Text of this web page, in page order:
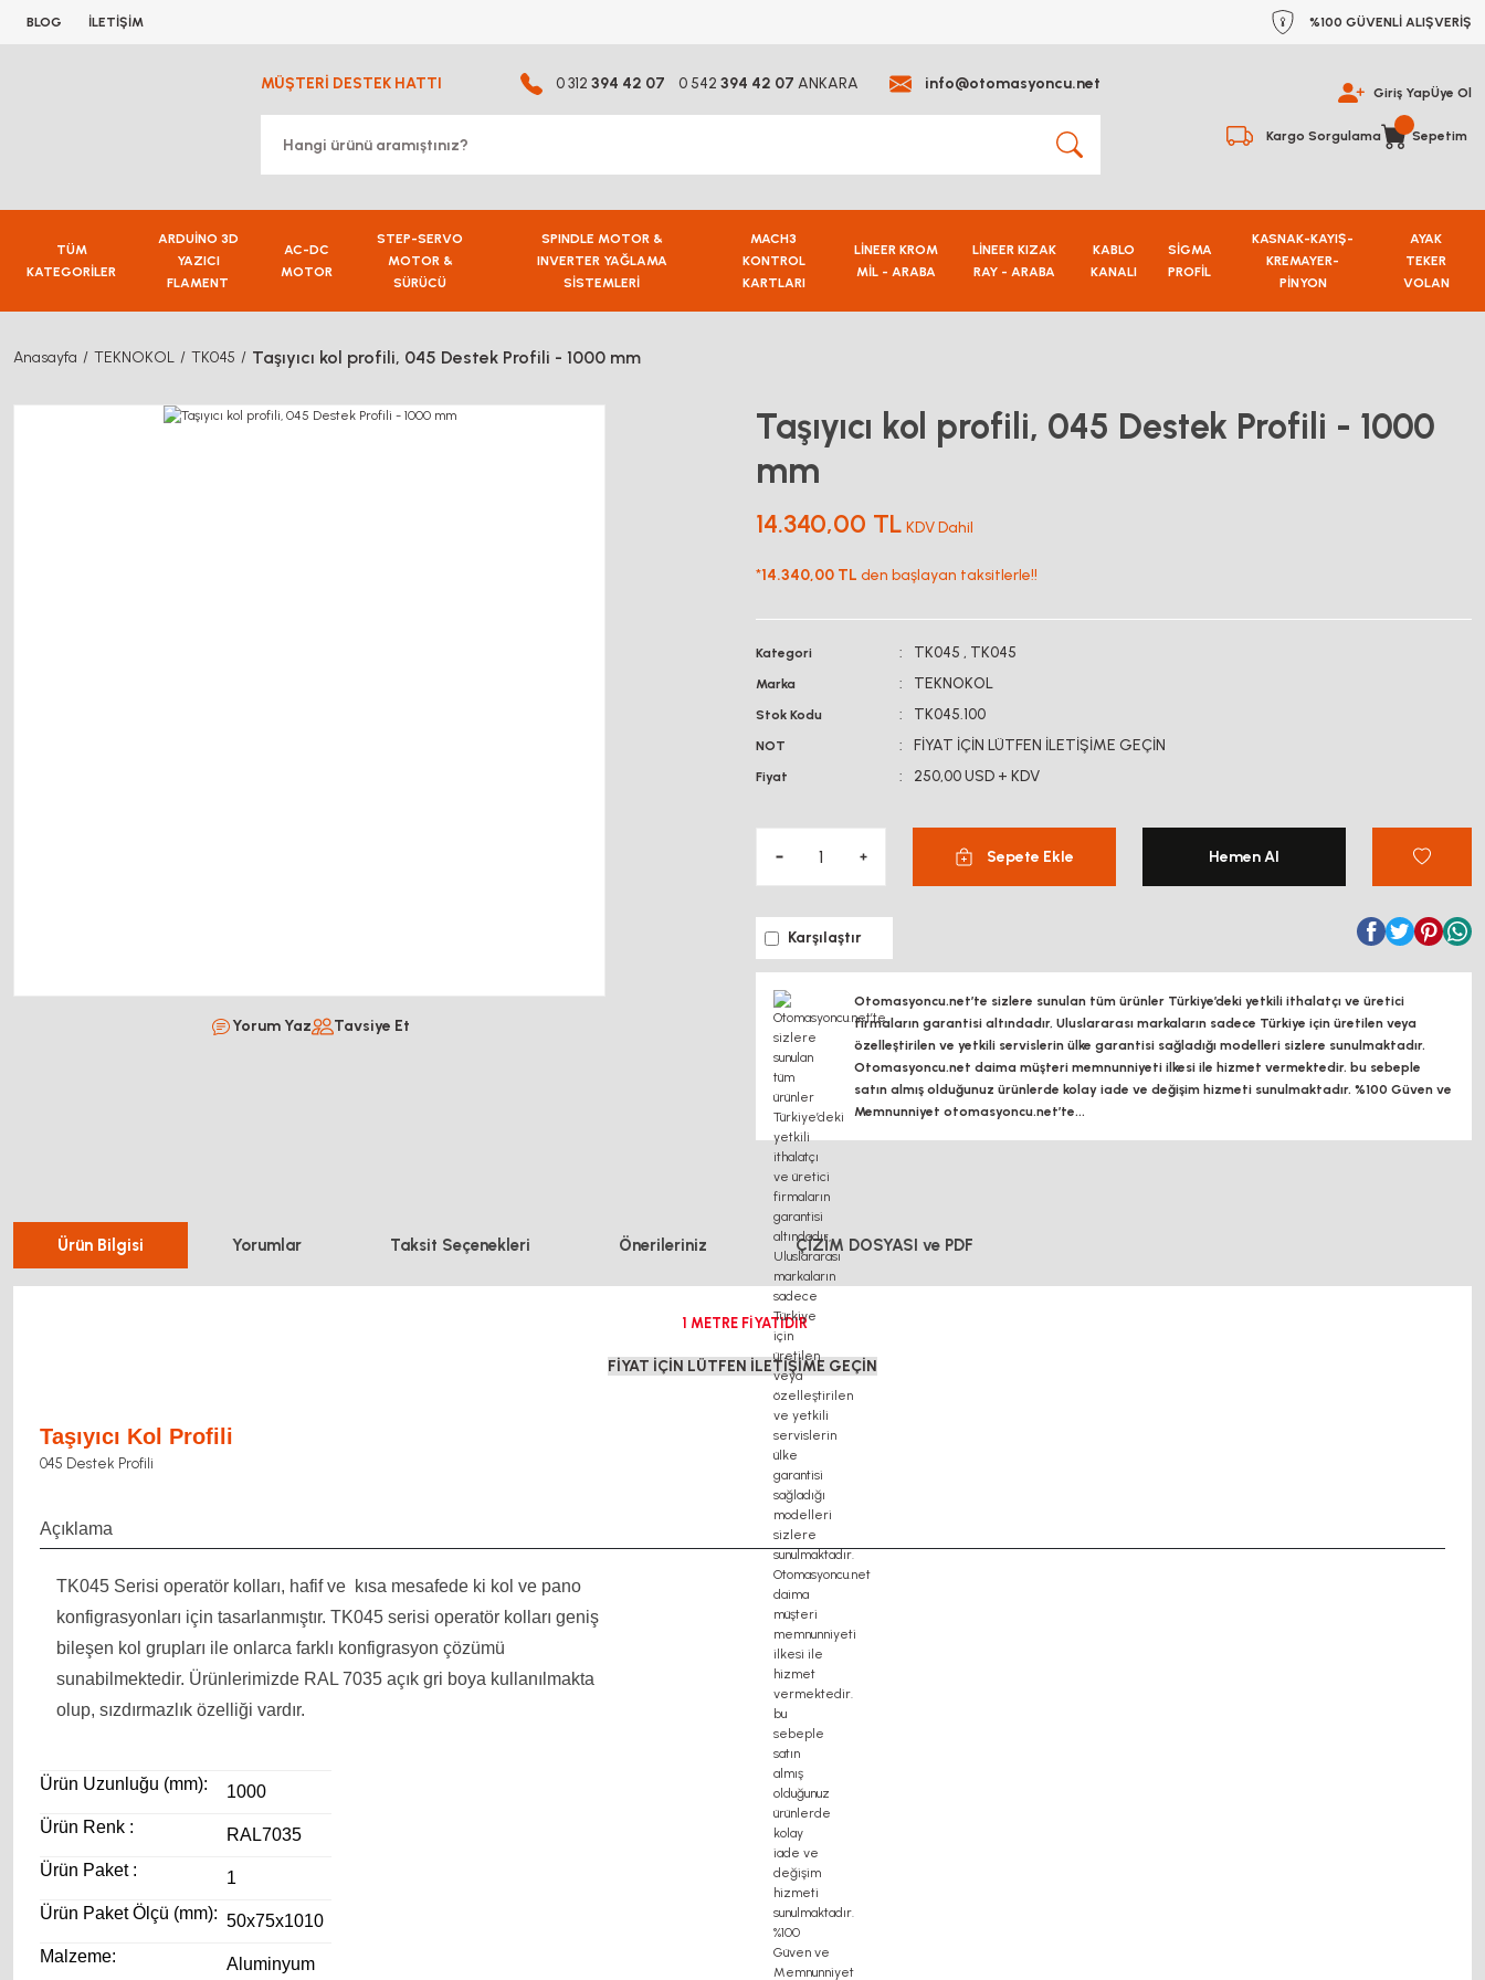
BLOG İLETİŞİM %100 GÜVENLİ ALIŞVERİŞ
MÜŞTERİ DESTEK HATTI 0 312 394 42 07 0 542 394 42 07 ANKARA info@otomasyoncu.net Giriş YapÜye Ol
Kargo Sorgulama Sepetim
TÜM
KATEGORİLER
ARDUİNO 3D
YAZICI
FLAMENT
AC-DC
MOTOR
STEP-SERVO
MOTOR &
SÜRÜCÜ
SPINDLE MOTOR &
INVERTER YAĞLAMA
SİSTEMLERİ
MACH3
KONTROL
KARTLARI
LİNEER KROM
MİL - ARABA
LİNEER KIZAK
RAY - ARABA
KABLO
KANALI
SİGMA
PROFİL
KASNAK-KAYIŞ-
KREMAYER-
PİNYON
AYAK
TEKER
VOLAN
Anasayfa TEKNOKOL TK045 Taşıyıcı kol profili, 045 Destek Profili - 1000 mm
Yorum Yaz Tavsiye Et
Taşıyıcı kol profili, 045 Destek Profili - 1000
mm
14.340,00 TL KDV Dahil
*14.340,00 TL den başlayan taksitlerle!!
Kategori TK045 , TK045
Marka TEKNOKOL
Stok Kodu TK045.100
NOT FİYAT İÇİN LÜTFEN İLETİŞİME GEÇİN
Fiyat 250,00 USD + KDV
Sepete Ekle Hemen Al
Karşılaştır
Otomasyoncu.net’te sizlere sunulan tüm ürünler Türkiye’deki yetkili ithalatçı ve üretici
firmaların garantisi altındadır, Uluslararası markaların sadece Türkiye için üretilen veya
özelleştirilen ve yetkili servislerin ülke garantisi sağladığı modelleri sizlere sunulmaktadır.
Otomasyoncu.net daima müşteri memnunniyeti ilkesi ile hizmet vermektedir. bu sebeple
satın almış olduğunuz ürünlerde kolay iade ve değişim hizmeti sunulmaktadır. %100 Güven ve
Memnunniyet otomasyoncu.net’te...
Ürün Bilgisi Yorumlar Taksit Seçenekleri Önerileriniz ÇİZİM DOSYASI ve PDF
1 METRE FİYATIDIR
FİYAT İÇİN LÜTFEN İLETİŞİME GEÇİN
Taşıyıcı Kol Profili
045 Destek Profili
Açıklama
TK045 Serisi operatör kolları, hafif ve kısa mesafede ki kol ve pano
konfigrasyonları için tasarlanmıştır. TK045 serisi operatör kolları geniş
bileşen kol grupları ile onlarca farklı konfigrasyon çözümü
sunabilmektedir. Ürünlerimizde RAL 7035 açık gri boya kullanılmakta
olup, sızdırmazlık özelliği vardır.
Ürün Uzunluğu (mm):
1000
Ürün Renk :
RAL7035
Ürün Paket :
1
Ürün Paket Ölçü (mm): 50x75x1010
Malzeme:
Aluminyum